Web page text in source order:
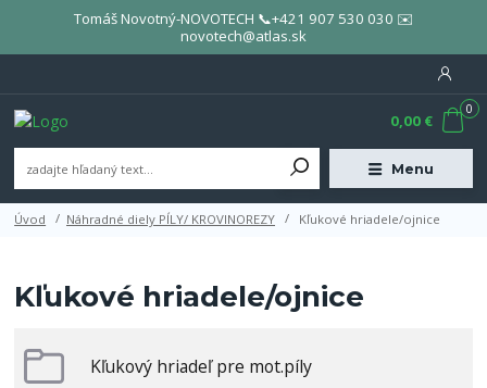
Tomáš Novotný-NOVOTECH 📞+421 907 530 030 ✉️
novotech@atlas.sk
Menu
0
0,00 €
Úvod Náhradné diely PÍLY/ KROVINOREZY Kľukové hriadele/ojnice
Kľukové hriadele/ojnice
Kľukový hriadeľ pre mot.píly